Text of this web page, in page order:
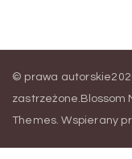
© prawa
zastrzeżone. Blossom
Themes Wspierany